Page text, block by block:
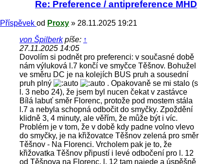
Re: Preference / antipreference MHD
Příspěvek od Proxy » 28.11.2025 19:21
von Špilberkpíše: ↑
27.11.2025 14:05
Dovolím si podnět pro preferenci: v současné době
nám výluková l.7 končí ve smyčce Těšnov. Bohužel
ve směru DC je na kolejích BUS pruh a sousední
pruh plný
. Opakovaně se mi stalo (s
l. 3 nebo 24), že jsem byl nucen čekat v zastávce
Bílá labuť směr Florenc, protože pod mostem stála
l.7 a nebyla schopná odbočit do smyčky. Zpoždění
klidně 3, 4 minuty, ale věřím, že může být i víc.
Problém je v tom, že v době kdy padne volno vlevo
do smyčky, je na křižovatce Těšnov zelená pro směr
Těšnov - Na Florenci. Vrcholem pak je to, že
křižovatka Těšnov připustí i levé odbočení pro l. 12
od Těšnova na Florenc, l. 12 tam najede a úspěšně